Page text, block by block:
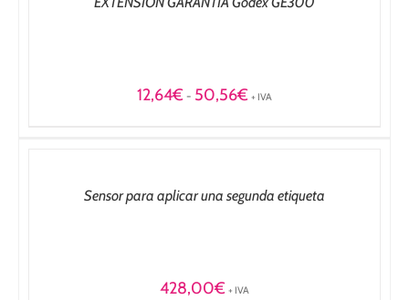
12,64€ - 50,56€Rango
50,56€
+ IVA
Sensor para aplicar una segunda etiqueta
428,00€ + IVA